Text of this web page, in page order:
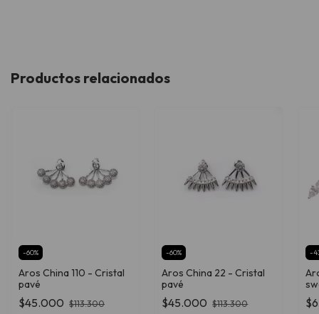
Productos relacionados
-60%
Aros China 110 - Cristal
pavé
$45.000 $113.300
-60%
Aros China 22 - Cristal
pavé
$45.000 $113.300
-